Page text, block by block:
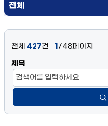
전체
조정과 심판
기타
전체 427건 1 /48페이지
제목